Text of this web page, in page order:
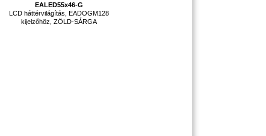
EALED55x46-G
LCD háttérvilágítás, EADOGM128
kijelzőhöz, ZÖLD-SÁRGA